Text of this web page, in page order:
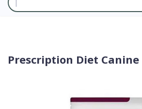
Product, merk, categorie...
Prescription Diet